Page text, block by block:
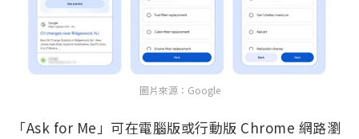
圖片來源：Google
「Ask for Me」可在電腦版或行動版 Chrome 網路瀏